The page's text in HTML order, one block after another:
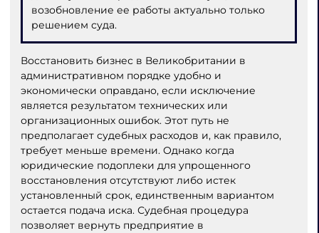
возобновление ее работы актуально только
решением суда.
Восстановить бизнес в Великобритании в
административном порядке удобно и
экономически оправдано, если исключение
является результатом технических или
организационных ошибок. Этот путь не
предполагает судебных расходов и, как правило,
требует меньше времени. Однако когда
юридические подоплеки для упрощенного
восстановления отсутствуют либо истек
установленный срок, единственным вариантом
остается подача иска. Судебная процедура
позволяет вернуть предприятие в